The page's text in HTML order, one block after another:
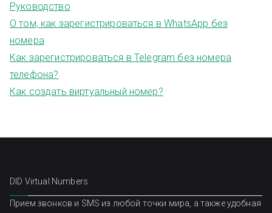
Руководство
О том, как зарегистрироваться в WhatsApp без
номера
Как зарегистрироваться в Telegram без номера
телефона?
Как создать виртуальный номер?
DID Virtual Numbers
Прием звонков и SMS из любой точки мира, а также удобная